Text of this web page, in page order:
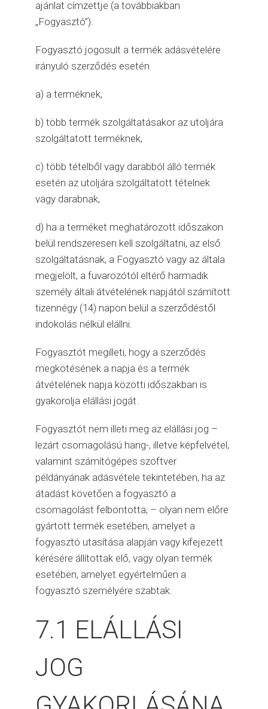
ajánlat címzettje (a továbbiakban
„Fogyasztó”).
Fogyasztó jogosult a termék adásvételére
irányuló szerződés esetén
a) a terméknek,
b) több termék szolgáltatásakor az utoljára
szolgáltatott terméknek,
c) több tételből vagy darabból álló termék
esetén az utoljára szolgáltatott tételnek
vagy darabnak,
d) ha a terméket meghatározott időszakon
belül rendszeresen kell szolgáltatni, az első
szolgáltatásnak, a Fogyasztó vagy az általa
megjelölt, a fuvarozótól eltérő harmadik
személy általi átvételének napjától számított
tizennégy (14) napon belül a szerződéstől
indokolás nélkül elállni.
Fogyasztót megilleti, hogy a szerződés
megkötésének a napja és a termék
átvételének napja közötti időszakban is
gyakorolja elállási jogát.
Fogyasztót nem illeti meg az elállási jog –
lezárt csomagolású hang-, illetve képfelvétel,
valamint számítógépes szoftver
példányának adásvétele tekintetében, ha az
átadást követően a fogyasztó a
csomagolást felbontotta; – olyan nem előre
gyártott termék esetében, amelyet a
fogyasztó utasítása alapján vagy kifejezett
kérésére állítottak elő, vagy olyan termék
esetében, amelyet egyértelműen a
fogyasztó személyére szabtak.
7.1 ELÁLLÁSI
JOG